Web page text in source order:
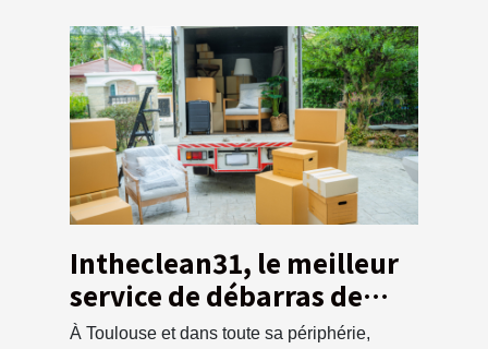
Intheclean31, le meilleur
service de débarras de
maison à Toulouse !
À Toulouse et dans toute sa périphérie,